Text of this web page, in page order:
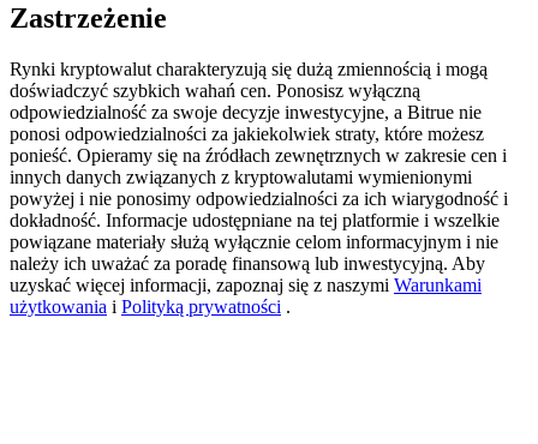
Exclusive for BitMart Users
Register & Trade to Win 500,000 USDT
Precious Metals Trading Carnival
Trade Gold & Silver · 33,333 USDT Bonus
USDT New User Exclusive 10% APR
Zastrzeżenie
Rynki kryptowalut charakteryzują się dużą zmiennością i mogą
doświadczyć szybkich wahań cen. Ponosisz wyłączną
odpowiedzialność za swoje decyzje inwestycyjne, a Bitrue nie
ponosi odpowiedzialności za jakiekolwiek straty, które możesz
ponieść. Opieramy się na źródłach zewnętrznych w zakresie cen i
innych danych związanych z kryptowalutami wymienionymi
powyżej i nie ponosimy odpowiedzialności za ich wiarygodność i
dokładność. Informacje udostępniane na tej platformie i wszelkie
powiązane materiały służą wyłącznie celom informacyjnym i nie
należy ich uważać za poradę finansową lub inwestycyjną. Aby
uzyskać więcej informacji, zapoznaj się z naszymi Warunkami
użytkowania i Polityką prywatności .